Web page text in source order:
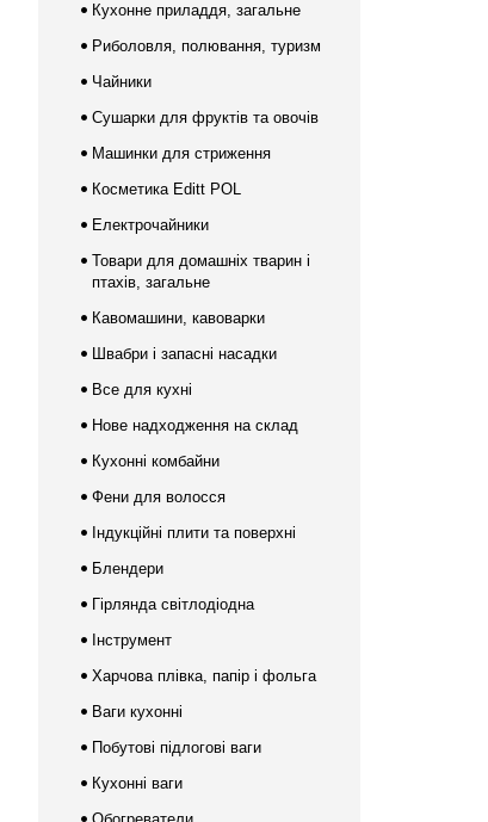
Кухонне приладдя, загальне
Риболовля, полювання, туризм
Чайники
Сушарки для фруктів та овочів
Машинки для стриження
Косметика Editt POL
Електрочайники
Товари для домашніх тварин і
птахів, загальне
Кавомашини, кавоварки
Швабри і запасні насадки
Все для кухні
Нове надходження на склад
Кухонні комбайни
Фени для волосся
Індукційні плити та поверхні
Блендери
Гірлянда світлодіодна
Інструмент
Харчова плівка, папір і фольга
Ваги кухонні
Побутові підлогові ваги
Кухонні ваги